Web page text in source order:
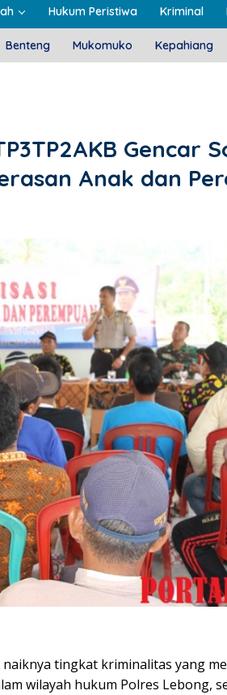
Hukum Peristiwa Kriminal
Benteng Mukomuko Kepahiang
Gencar
Anak dan
naiknya tingkat kriminalitas yang
wilayah hukum Polres Lebong,